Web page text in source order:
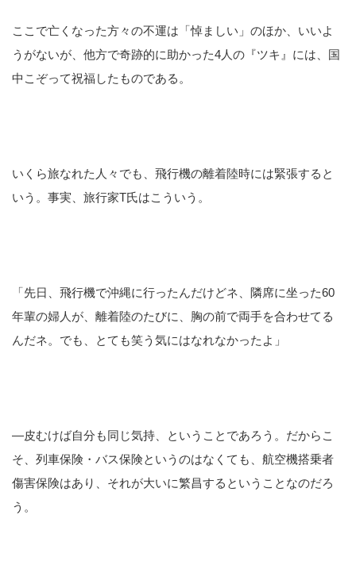
ここで亡くなった方々の不運は「悼ましい」のほか、いいよ
うがないが、他方で奇跡的に助かった4人の『ツキ』には、国
中こぞって祝福したものである。
いくら旅なれた人々でも、飛行機の離着陸時には緊張すると
いう。事実、旅行家T氏はこういう。
「先日、飛行機で沖縄に行ったんだけどネ、隣席に坐った60
年輩の婦人が、離着陸のたびに、胸の前で両手を合わせてる
んだネ。でも、とても笑う気にはなれなかったよ」
―皮むけば自分も同じ気持、ということであろう。だからこ
そ、列車保険・バス保険というのはなくても、航空機搭乗者
傷害保険はあり、それが大いに繁昌するということなのだろ
う。